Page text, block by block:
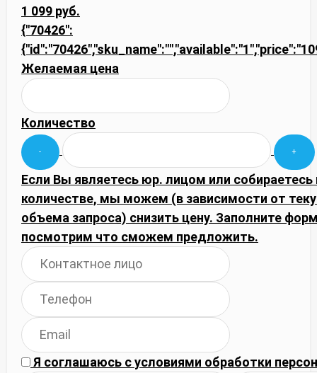
1 099 руб.
{"70426":
Желаемая цена
Количество
Если Вы являетесь юр. лицом или
количестве, мы можем (в зависимости от
объема запроса) снизить цену. Заполните
посмотрим что сможем предложить.
Я соглашаюсь сусловиями обработки